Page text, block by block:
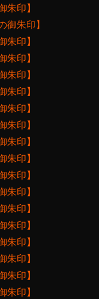
朱印】
御朱印】
朱印】
朱印】
朱印】
朱印】
朱印】
朱印】
朱印】
朱印】
朱印】
朱印】
朱印】
朱印】
朱印】
朱印】
朱印】
朱印】